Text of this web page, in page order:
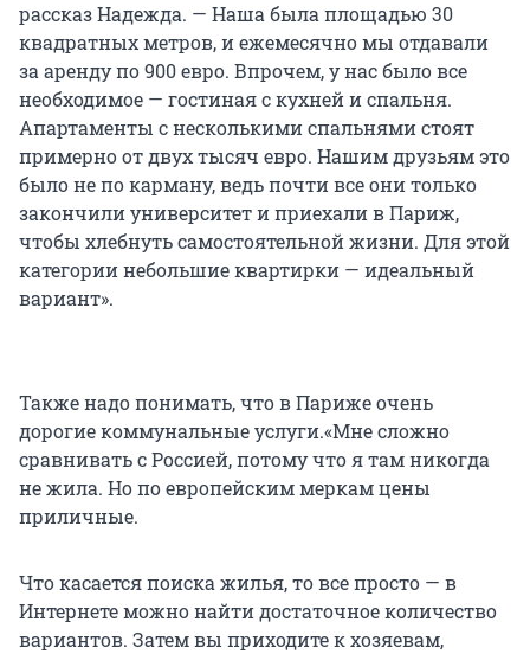
рассказ Надежда. — Наша была площадью 30
квадратных метров, и ежемесячно мы отдавали
за аренду по 900 евро. Впрочем, у нас было все
необходимое — гостиная с кухней и спальня.
Апартаменты с несколькими спальнями стоят
примерно от двух тысяч евро. Нашим друзьям это
было не по карману, ведь почти все они только
закончили университет и приехали в Париж,
чтобы хлебнуть самостоятельной жизни. Для этой
категории небольшие квартирки — идеальный
вариант».
Также надо понимать, что в Париже очень
дорогие коммунальные услуги.«Мне сложно
сравнивать с Россией, потому что я там никогда
не жила. Но по европейским меркам цены
приличные.
Что касается поиска жилья, то все просто — в
Интернете можно найти достаточное количество
вариантов. Затем вы приходите к хозяевам,